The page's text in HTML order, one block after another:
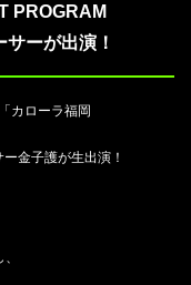
PROGRAM
ーが出演！
カローラ福岡
金子護が生出演！